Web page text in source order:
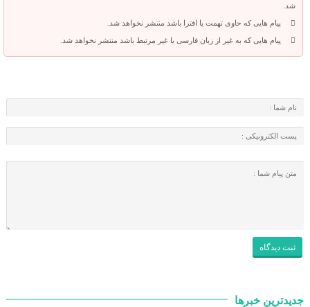
شد.
پیام هایی که حاوی تهمت یا افترا باشد منتشر نخواهد شد.
پیام هایی که به غیر از زبان فارسی یا غیر مرتبط باشد منتشر نخواهد شد.
جدیدترین خبرها